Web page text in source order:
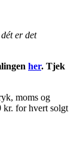
er det
her. Tjek
moms og
kr. for hvert solgt